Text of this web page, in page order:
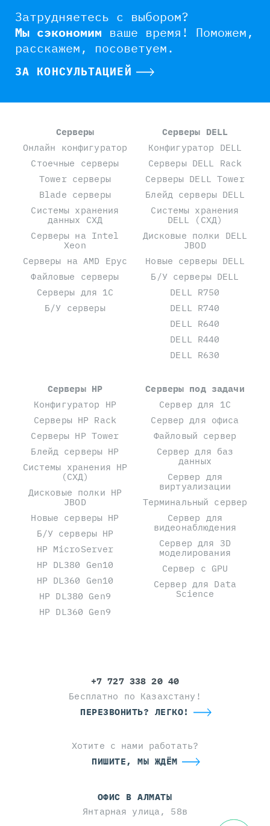
Затрудняетесь с выбором?
Мы сэкономим ваше время! Поможем,
расскажем, посоветуем.
ЗА КОНСУЛЬТАЦИЕЙ
Серверы
Онлайн конфигуратор
Стоечные серверы
Tower серверы
Blade серверы
Системы хранения
данных СХД
Серверы на Intel
Xeon
Серверы на AMD Epyc
Файловые серверы
Серверы для 1С
Б/У серверы
Серверы DELL
Конфигуратор DELL
Серверы DELL Rack
Серверы DELL Tower
Блейд серверы DELL
Системы хранения
DELL (СХД)
Дисковые полки DELL
JBOD
Новые серверы DELL
Б/У серверы DELL
DELL R750
DELL R740
DELL R640
DELL R440
DELL R630
Серверы HP
Конфигуратор HP
Серверы HP Rack
Серверы HP Tower
Блейд серверы HP
Системы хранения HP
(СХД)
Дисковые полки HP
JBOD
Новые серверы HP
Б/У серверы HP
HP MicroServer
HP DL380 Gen10
HP DL360 Gen10
HP DL380 Gen9
HP DL360 Gen9
Серверы под задачи
Сервер для 1С
Сервер для офиса
Файловый сервер
Сервер для баз
данных
Сервер для
виртуализации
Терминальный сервер
Сервер для
видеонаблюдения
Сервер для 3D
моделирования
Сервер с GPU
Сервер для Data
Science
+7 727 338 20 40
Бесплатно по Казахстану!
ПЕРЕЗВОНИТЬ? ЛЕГКО!
Хотите с нами работать?
ПИШИТЕ, МЫ ЖДЁМ
ОФИС В АЛМАТЫ
Янтарная улица, 58в